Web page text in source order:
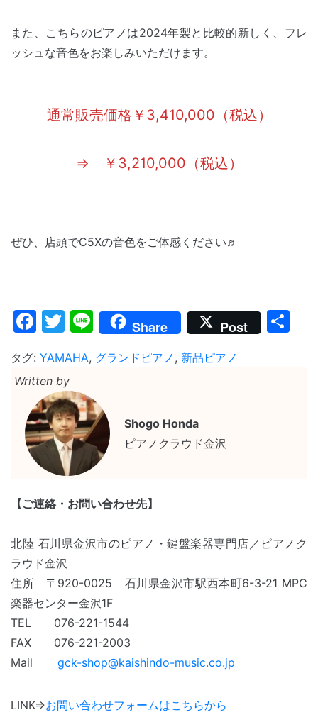
また、こちらのピアノは2024年製と比較的新しく、フレ
ッシュな音色をお楽しみいただけます。
通常販売価格￥3,410,000（税込）
⇒ ￥3,210,000（税込）
ぜひ、店頭でC5Xの音色をご体感ください♬
Facebook
Twitter
LineShare Post
タグ: YAMAHA, グランドピアノ , 新品ピアノ
Written by
Shogo Honda
ピアノクラウド金沢
【ご連絡・お問い合わせ先】
北陸 石川県金沢市のピアノ・鍵盤楽器専門店／ピアノク
ラウド金沢
住所 〒920-0025 石川県金沢市駅西本町6-3-21 MPC
楽器センター金沢1F
TEL 076-221-1544
FAX 076-221-2003
Mail gck-shop@kaishindo-music.co.jp
LINK⇒お問い合わせフォームはこちらから